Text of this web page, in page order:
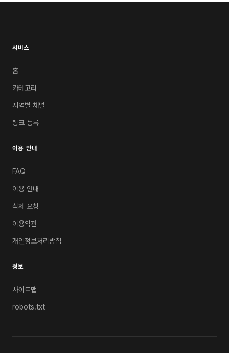
서비스
홈
카테고리
지역별 채널
링크 등록
이용 안내
FAQ
이용 안내
삭제 요청
이용약관
개인정보처리방침
정보
사이트맵
robots.txt